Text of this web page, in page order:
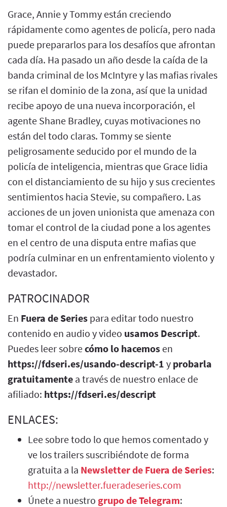
Grace, Annie y Tommy están creciendo
rápidamente como agentes de policía, pero nada
puede prepararlos para los desafíos que afrontan
cada día. Ha pasado un año desde la caída de la
banda criminal de los McIntyre y las mafias rivales
se rifan el dominio de la zona, así que la unidad
recibe apoyo de una nueva incorporación, el
agente Shane Bradley, cuyas motivaciones no
están del todo claras. Tommy se siente
peligrosamente seducido por el mundo de la
policía de inteligencia, mientras que Grace lidia
con el distanciamiento de su hijo y sus crecientes
sentimientos hacia Stevie, su compañero. Las
acciones de un joven unionista que amenaza con
tomar el control de la ciudad pone a los agentes
en el centro de una disputa entre mafias que
podría culminar en un enfrentamiento violento y
devastador.
PATROCINADOR
En Fuera de Series para editar todo nuestro
contenido en audio y video usamos Descript.
Puedes leer sobrecómo lo hacemos en
https://fdseri.es/usando-descript-1 y probarla
gratuitamente a través de nuestro enlace de
afiliado: https://fdseri.es/descript
ENLACES:
Lee sobre todo lo que hemos comentado y
ve los trailers suscribiéndote de forma
gratuita a la Newsletter de Fuera de Series:
http://newsletter.fueradeseries.com
Únete a nuestro grupo de Telegram: